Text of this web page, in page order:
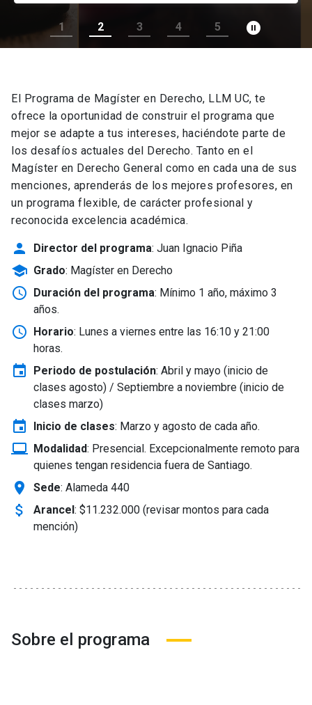
1 2 3 4 5 pause_circle_filled
El Programa de Magíster en Derecho, LLM UC, te
ofrece la oportunidad de construir el programa que
mejor se adapte a tus intereses, haciéndote parte de
los desafíos actuales del Derecho. Tanto en el
Magíster en Derecho General como en cada una de sus
menciones, aprenderás de los mejores profesores, en
un programa flexible, de carácter profesional y
reconocida excelencia académica.
person Director del programa: Juan Ignacio Piña
school Grado: Magíster en Derecho
schedule Duración del programa: Mínimo 1 año, máximo 3
años.
schedule Horario: Lunes a viernes entre las 16:10 y 21:00
horas.
event Periodo de postulación: Abril y mayo (inicio de
clases agosto) / Septiembre a noviembre (inicio de
clases marzo)
event Inicio de clases: Marzo y agosto de cada año.
laptop_windows Modalidad: Presencial. Excepcionalmente remoto para
quienes tengan residencia fuera de Santiago.
location_on Sede: Alameda 440
attach_money Arancel: $11.232.000 (revisar montos para cada
mención)
Sobre el programa